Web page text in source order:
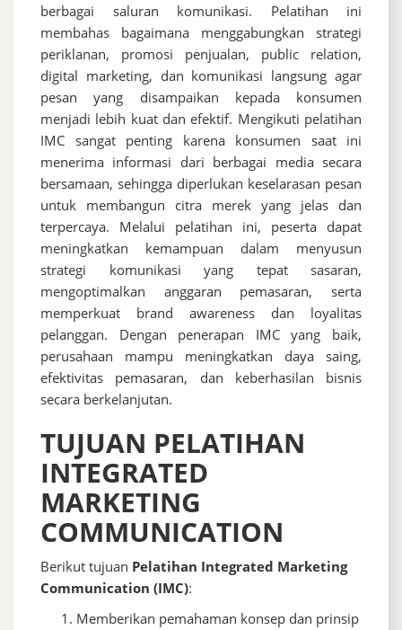
berbagai saluran komunikasi. Pelatihan ini
membahas bagaimana menggabungkan strategi
periklanan, promosi penjualan, public relation,
digital marketing, dan komunikasi langsung agar
pesan yang disampaikan kepada konsumen
menjadi lebih kuat dan efektif. Mengikuti pelatihan
IMC sangat penting karena konsumen saat ini
menerima informasi dari berbagai media secara
bersamaan, sehingga diperlukan keselarasan pesan
untuk membangun citra merek yang jelas dan
terpercaya. Melalui pelatihan ini, peserta dapat
meningkatkan kemampuan dalam menyusun
strategi komunikasi yang tepat sasaran,
mengoptimalkan anggaran pemasaran, serta
memperkuat brand awareness dan loyalitas
pelanggan. Dengan penerapan IMC yang baik,
perusahaan mampu meningkatkan daya saing,
efektivitas pemasaran, dan keberhasilan bisnis
secara berkelanjutan.
TUJUAN PELATIHAN
INTEGRATED
MARKETING
COMMUNICATION
Berikut tujuan Pelatihan Integrated Marketing
Communication (IMC):
Memberikan pemahaman konsep dan prinsip